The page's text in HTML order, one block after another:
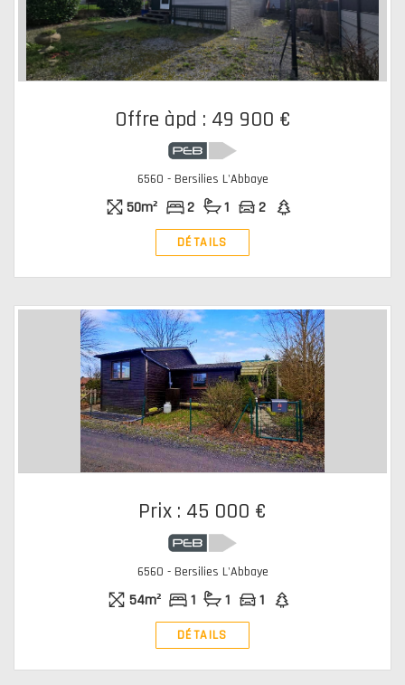
Offre àpd : 49 900 €
6560 - Bersilies L'Abbaye
50m² 2 1 2
DÉTAILS
Prix : 45 000 €
6560 - Bersilies L'Abbaye
54m² 1 1 1
DÉTAILS